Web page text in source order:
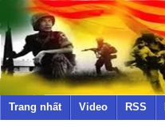
Trang nhất Video RSS